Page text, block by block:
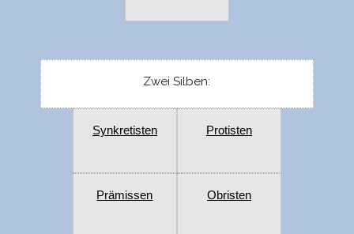
Zwei Silben:
Synkretisten Protisten
Prämissen Obristen